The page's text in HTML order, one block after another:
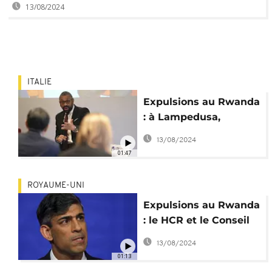
13/08/2024
01:47
ITALIE
Expulsions au Rwanda
: à Lampedusa,
Cleverly défend le
plan britannique
13/08/2024
01:13
ROYAUME-UNI
Expulsions au Rwanda
: le HCR et le Conseil
de l'Europe vent
13/08/2024